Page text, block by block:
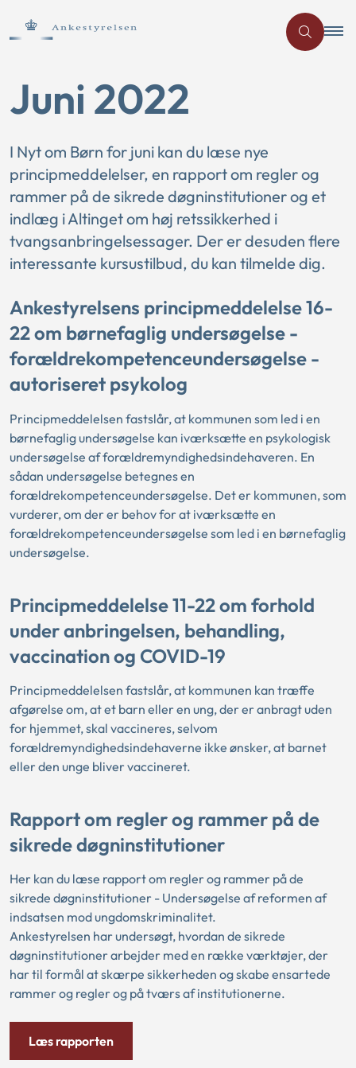
Juni 2022
I Nyt om Børn for juni kan du læse nye
principmeddelelser, en rapport om regler og
rammer på de sikrede døgninstitutioner og et
indlæg i Altinget om høj retssikkerhed i
tvangsanbringelsessager. Der er desuden flere
interessante kursustilbud, du kan tilmelde dig.
Ankestyrelsens principmeddelelse 16-
22 om børnefaglig undersøgelse -
forældrekompetenceundersøgelse -
autoriseret psykolog
Principmeddelelsen fastslår, at kommunen som led i en
børnefaglig undersøgelse kan iværksætte en psykologisk
undersøgelse af forældremyndighedsindehaveren. En
sådan undersøgelse betegnes en
forældrekompetenceundersøgelse. Det er kommunen, som
vurderer, om der er behov for at iværksætte en
forældrekompetenceundersøgelse som led i en børnefaglig
undersøgelse.
Principmeddelelse 11-22 om forhold
under anbringelsen, behandling,
vaccination og COVID-19
Principmeddelelsen fastslår, at kommunen kan træffe
afgørelse om, at et barn eller en ung, der er anbragt uden
for hjemmet, skal vaccineres, selvom
forældremyndighedsindehaverne ikke ønsker, at barnet
eller den unge bliver vaccineret.
Rapport om regler og rammer på de
sikrede døgninstitutioner
Her kan du læse rapport om regler og rammer på de
sikrede døgninstitutioner - Undersøgelse af reformen af
indsatsen mod ungdomskriminalitet.
Ankestyrelsen har undersøgt, hvordan de sikrede
døgninstitutioner arbejder med en række værktøjer, der
har til formål at skærpe sikkerheden og skabe ensartede
rammer og regler og på tværs af institutionerne.
Læs rapporten